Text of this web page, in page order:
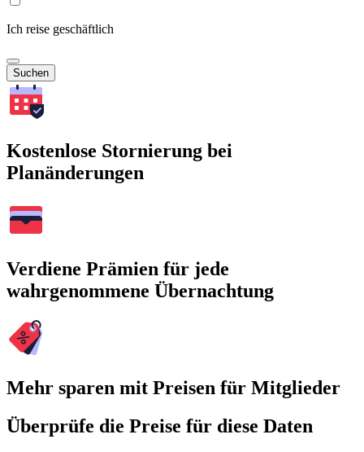
Ich reise geschäftlich
Suchen
Kostenlose Stornierung bei
Planänderungen
Verdiene Prämien für jede
wahrgenommene Übernachtung
Mehr sparen mit Preisen für Mitglieder
Überprüfe die Preise für diese Daten